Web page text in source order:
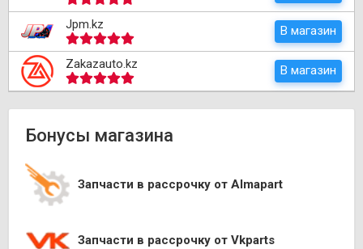
Jpm.kz В магазин
Zakazauto.kz В магазин
Бонусы магазина
Запчасти в рассрочку от Almapart
Запчасти в рассрочку от Vkparts